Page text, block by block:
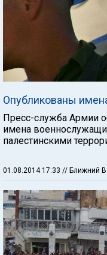
Опубликованы
Пресс-служба Армии
имена
палестинскими
01.08.2014 17:33 // Ближний